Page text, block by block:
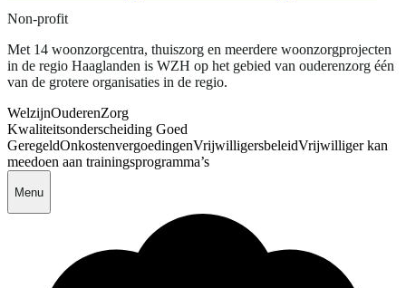
Non-profit
Met 14 woonzorgcentra, thuiszorg en meerdere woonzorgprojecten
in de regio Haaglanden is WZH op het gebied van ouderenzorg één
van de grotere organisaties in de regio.
WelzijnOuderenZorg
Kwaliteitsonderscheiding Goed
GeregeldOnkostenvergoedingenVrijwilligersbeleidVrijwilliger kan
meedoen aan trainingsprogramma’s
Menu